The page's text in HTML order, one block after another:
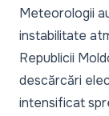
Meteorologii
instabilitate
Republicii
descărcări
intensificat